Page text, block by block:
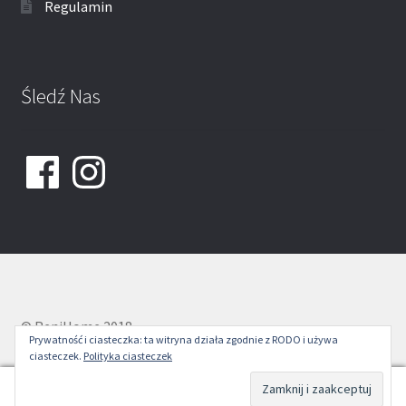
Regulamin
Śledź Nas
FacebookInstagram
© ReniHome 2018
0
Prywatność i ciasteczka: ta witryna działa zgodnie z RODO i używa
ciasteczek. Polityka ciasteczek